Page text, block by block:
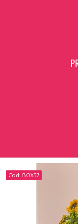
Cod: BOX57